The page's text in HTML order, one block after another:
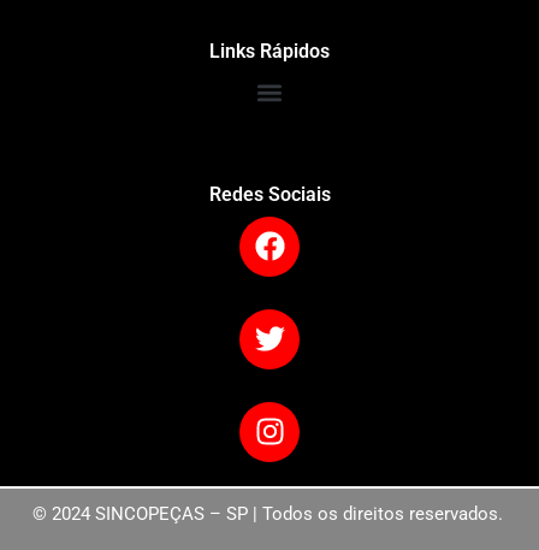
Links Rápidos
Redes Sociais
© 2024 SINCOPEÇAS – SP | Todos os direitos reservados.